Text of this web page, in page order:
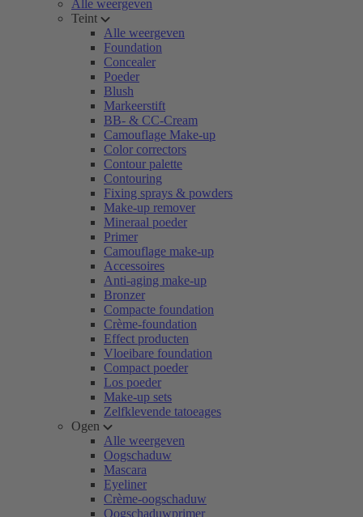
Alle weergeven
Teint
Alle weergeven
Foundation
Concealer
Poeder
Blush
Markeerstift
BB- & CC-Cream
Camouflage Make-up
Color correctors
Contour palette
Contouring
Fixing sprays & powders
Make-up remover
Mineraal poeder
Primer
Camouflage make-up
Accessoires
Anti-aging make-up
Bronzer
Compacte foundation
Crème-foundation
Effect producten
Vloeibare foundation
Compact poeder
Los poeder
Make-up sets
Zelfklevende tatoeages
Ogen
Alle weergeven
Oogschaduw
Mascara
Eyeliner
Crème-oogschaduw
Oogschaduwprimer